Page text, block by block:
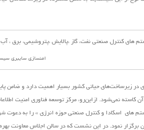
امنسازی سایبری
در زیرساخت‌های حیاتی کشور بسیار اهمیت دارد و ضامن
ازاین‌رو، مرکز توسعه فناوری امنیت
‌های اسکادا و کنترل صنعتی حوزه انرژی » را به دعوت